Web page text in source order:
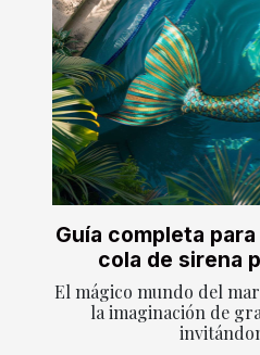
Guía completa
cola de sirena
El mágico mundo del
la imaginación de